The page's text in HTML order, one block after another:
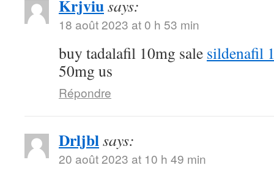
Krjviusays:
18 août 2023 at 0 h 53 min
buy tadalafil 10mg sale sildenafil
50mg us
Répondre
Drljblsays:
20 août 2023 at 10 h 49 min